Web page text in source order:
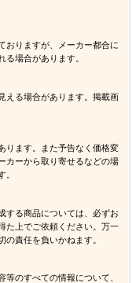
おりますが、メーカー都合に
る場合があります。
える場合があります。掲載画
ります。また予告なく価格変
カーから取り寄せるなどの場
。
する商品については、必ずお
た上でご依頼ください。万一
責任を負いかねます。
のすべての情報について、